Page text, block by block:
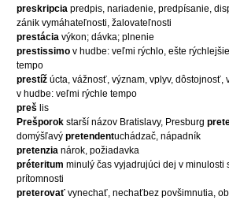
preskripcia predpis, nariadenie, predpísanie,
zánik vymáhateľnosti, žalovateľnosti
prestácia výkon; dávka; plnenie
prestissimo v hudbe: veľmi rýchlo, ešte
tempo
prestíž úcta, vážnosť, význam, vplyv, dôstojnosť,
v hudbe: veľmi rýchle tempo
preš lis
Prešporok starší názov Bratislavy, Presburg
domýšľavý pretendentuchádzač, nápadník
pretenzia nárok, požiadavka
préteritum minulý čas vyjadrujúci dej v minulosti
prítomnosti
preterovať vynechať, nechaťbez povšimnutia,